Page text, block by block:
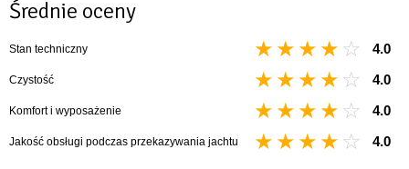
DŁUGOŚĆ CAŁKOWITA 870 cm
SZEROKOŚĆ CAŁKOWITA 290 cm
WYSOKOŚĆ WNĘTRZA 186 cm
Średnie oceny
Stan techniczny 4.0
Czystość 4.0
Komfort i wyposażenie 4.0
Jakość obsługi podczas przekazywania jachtu 4.0